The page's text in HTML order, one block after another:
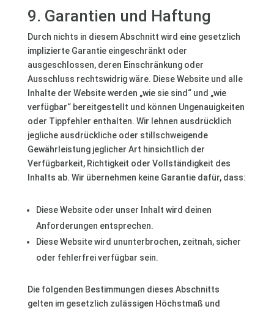
9. Garantien und Haftung
Durch nichts in diesem Abschnitt wird eine gesetzlich
implizierte Garantie eingeschränkt oder
ausgeschlossen, deren Einschränkung oder
Ausschluss rechtswidrig wäre. Diese Website und alle
Inhalte der Website werden „wie sie sind“ und „wie
verfügbar“ bereitgestellt und können Ungenauigkeiten
oder Tippfehler enthalten. Wir lehnen ausdrücklich
jegliche ausdrückliche oder stillschweigende
Gewährleistung jeglicher Art hinsichtlich der
Verfügbarkeit, Richtigkeit oder Vollständigkeit des
Inhalts ab. Wir übernehmen keine Garantie dafür, dass:
Diese Website oder unser Inhalt wird deinen
Anforderungen entsprechen.
Diese Website wird ununterbrochen, zeitnah, sicher
oder fehlerfrei verfügbar sein.
Die folgenden Bestimmungen dieses Abschnitts
gelten im gesetzlich zulässigen Höchstmaß und